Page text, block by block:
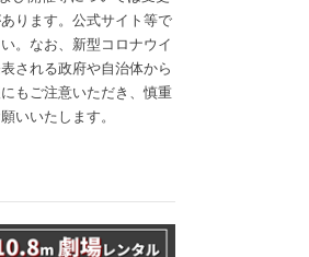
ります。公式サイト等で
。なお、新型コロナウイ
される政府や自治体から
もご注意いただき、慎重
いいたします。